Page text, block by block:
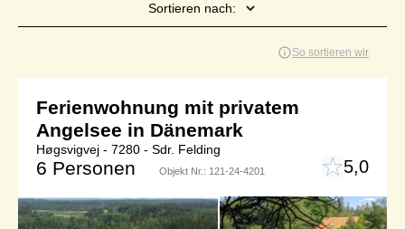
Sortieren nach:
So sortieren wir
Ferienwohnung mit privatem
Angelsee in Dänemark
Høgsvigvej - 7280 - Sdr. Felding
6 Personen Objekt Nr.: 121-24-4201 5,0